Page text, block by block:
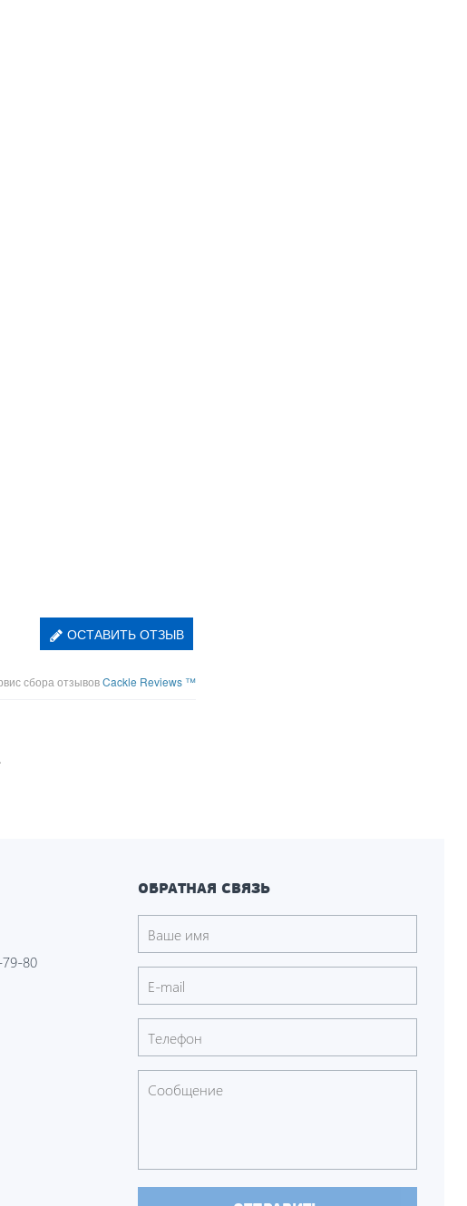
ОСТАВИТЬ ОТЗЫВ
сбора отзывовCackle Reviews ™
79-80
ОБРАТНАЯ СВЯЗЬ